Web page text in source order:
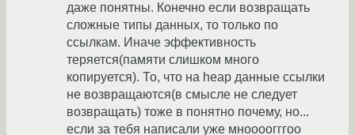
даже понятны. Конечно если возвращать
сложные типы данных, то только по
ссылкам. Иначе эффективность
теряется(памяти слишком много
копируется). То, что на heap данные ссылки
не возвращаются(в смысле не следует
возвращать) тоже в понятно почему, но...
если за тебя написали уже мноооогггоо